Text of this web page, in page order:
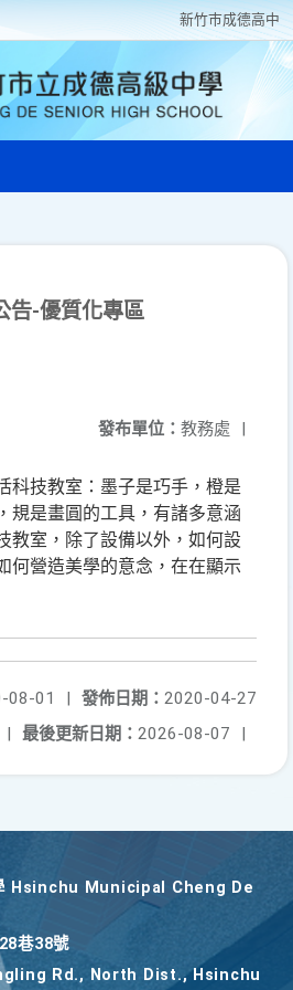
新竹巿成德高中
告-優質化專區
發布單位： 教務處 |
科技教室：墨子是巧手，橙是
規是畫圓的工具，有諸多意涵
教室，除了設備以外，如何設
何營造美學的意念，在在顯示
發佈日期： 2020-04-27
08-01
|
最後更新日期： 2026-08-07 |
|
Hsinchu Municipal Cheng De
巷38號
Rd., North Dist., Hsinchu